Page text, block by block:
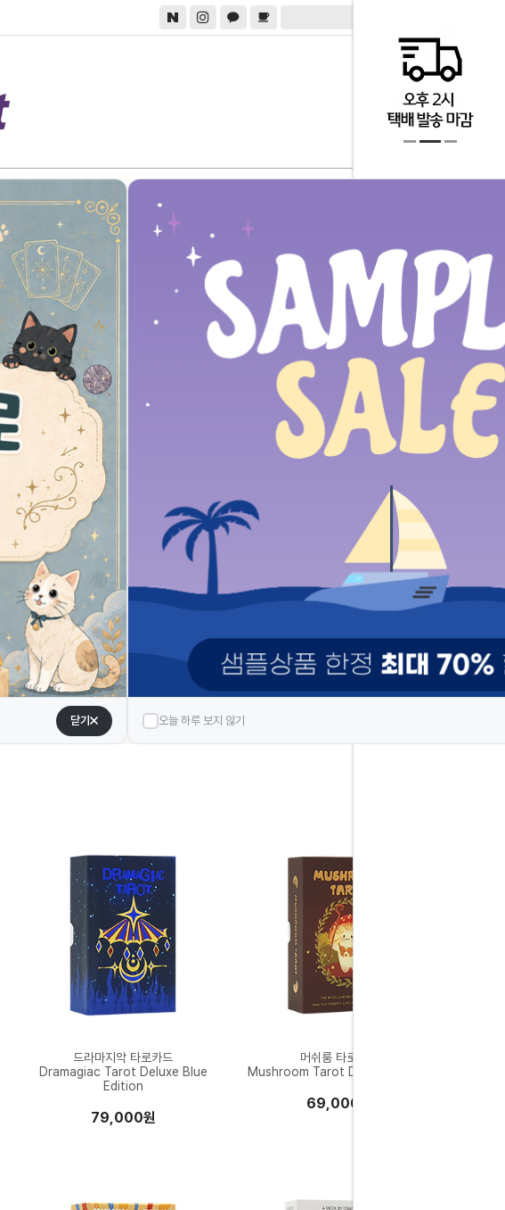
테마별
대량구매 입점문의
CUSTOMER
1:1 실시간 채팅상담
상담시간 : 11:00~16:00
점심시간 : 13:00~14:00
※오프라인 매장은
운영하고 있지 않으며,
방문구매 불가능합니다.※
우리 : 1005-102-218059
예금주 : (주)헤스티아
TODAY VIEW
드라마지악 타로카드
Dramagiac Tarot Deluxe Blue
Edition
79,000원
머쉬룸 타로카드
Mushroom Tarot Deluxe Edition
69,000원
오늘 하루 보지 않기
닫기